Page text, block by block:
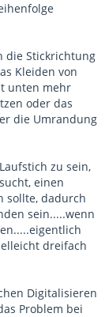
die Stickrichtung
Kleiden von
unten mehr
oder das
die Umrandung
zu sein,
einen
sollte, dadurch
sein.....wenn
dreifach
Digitalisieren
Problem bei